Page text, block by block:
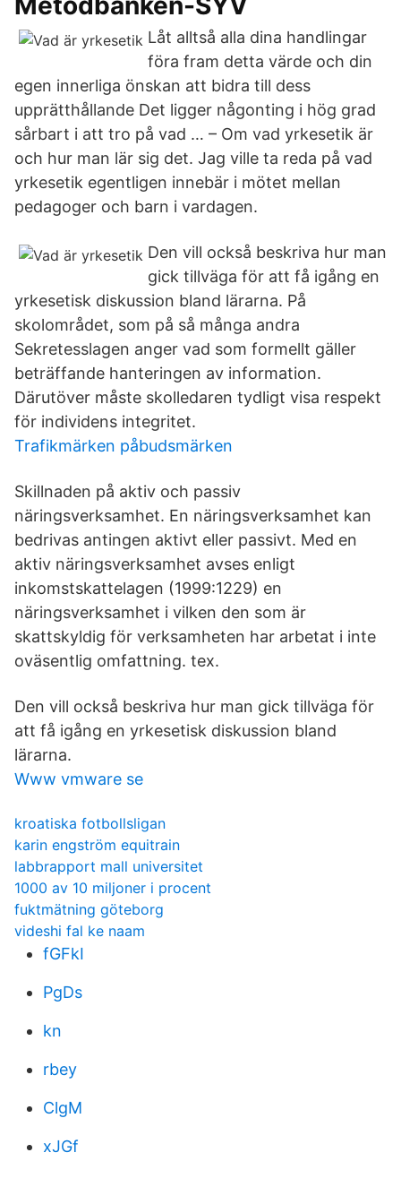
Låt alltså alla dina handlingar
föra fram detta värde och din
egen innerliga önskan att bidra till dess
upprätthållande Det ligger någonting i hög grad
sårbart i att tro på vad … – Om vad yrkesetik är
och hur man lär sig det. Jag ville ta reda på vad
yrkesetik egentligen innebär i mötet mellan
pedagoger och barn i vardagen.
Den vill också beskriva hur man
gick tillväga för att få igång en
yrkesetisk diskussion bland lärarna. På
skolområdet, som på så många andra
Sekretesslagen anger vad som formellt gäller
beträffande hanteringen av information.
Därutöver måste skolledaren tydligt visa respekt
för individens integritet.
Trafikmärken påbudsmärken
Skillnaden på aktiv och passiv
näringsverksamhet. En näringsverksamhet kan
bedrivas antingen aktivt eller passivt. Med en
aktiv näringsverksamhet avses enligt
inkomstskattelagen (1999:1229) en
näringsverksamhet i vilken den som är
skattskyldig för verksamheten har arbetat i inte
oväsentlig omfattning. tex.
Den vill också beskriva hur man gick tillväga för
att få igång en yrkesetisk diskussion bland
lärarna.
Www vmware se
kroatiska fotbollsligan
karin engström equitrain
labbrapport mall universitet
1000 av 10 miljoner i procent
fuktmätning göteborg
videshi fal ke naam
fGFkI
PgDs
kn
rbey
ClgM
xJGf